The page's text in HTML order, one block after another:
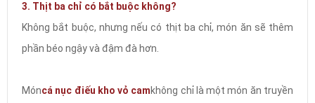
3. Thịt ba chỉ có bắt buộc không?
Không bắt buộc, nhưng nếu có thịt ba chỉ, món ăn sẽ thêm
phần béo ngậy và đậm đà hơn.
Móncá nục điếu kho vỏ camkhông chỉ là một món ăn truyền